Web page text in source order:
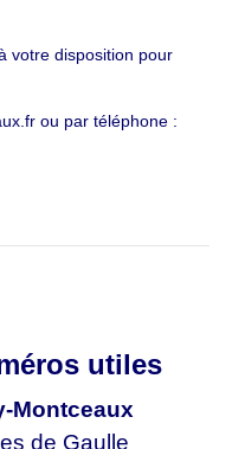
votre disposition pour
ou par téléphone :
utiles
Montceaux
de Gaulle